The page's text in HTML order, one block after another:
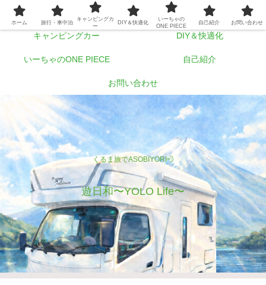
くるま旅でASOBIYORI💨
遊日和〜YOLO Life〜
ホーム 旅行・車中泊
キャンピングカー DIY＆快適化
いーちゃのONE PIECE 自己紹介
お問い合わせ
ホーム 旅行・車中泊
キャンピングカ
ー
DIY＆快適化
いーちゃの
ONE PIECE
自己紹介 お問い合わせ